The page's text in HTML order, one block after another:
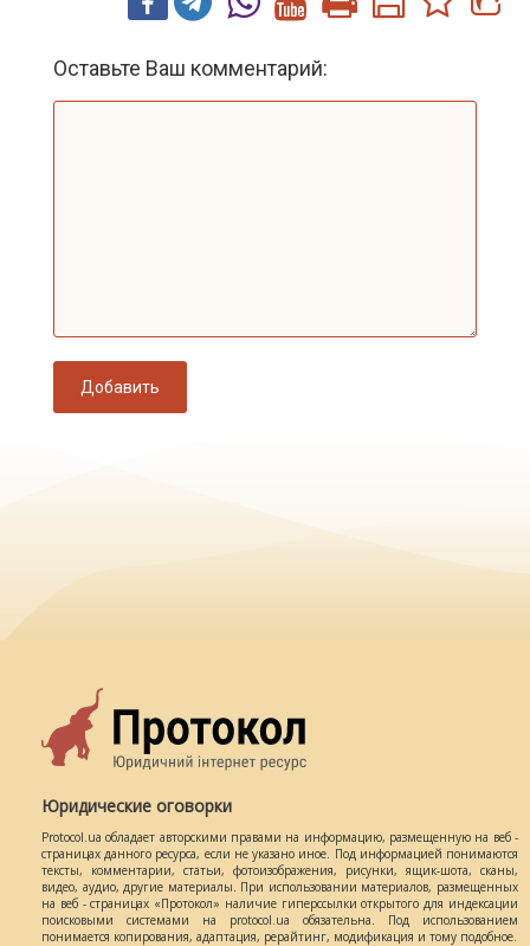
Оставьте Ваш комментарий:
Добавить
Юридические оговорки
Protocol.ua обладает авторскими правами на информацию, размещенную на веб -
страницах данного ресурса, если не указано иное. Под информацией понимаются
тексты, комментарии, статьи, фотоизображения, рисунки, ящик-шота, сканы,
видео, аудио, другие материалы. При использовании материалов, размещенных
на веб - страницах «Протокол» наличие гиперссылки открытого для индексации
поисковыми системами на protocol.ua обязательна. Под использованием
понимается копирования, адаптация, рерайтинг, модификация и тому подобное.